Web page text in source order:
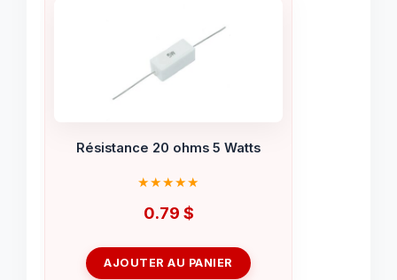
Résistance 20 ohms 5 Watts
0.79 $
AJOUTER AU PANIER